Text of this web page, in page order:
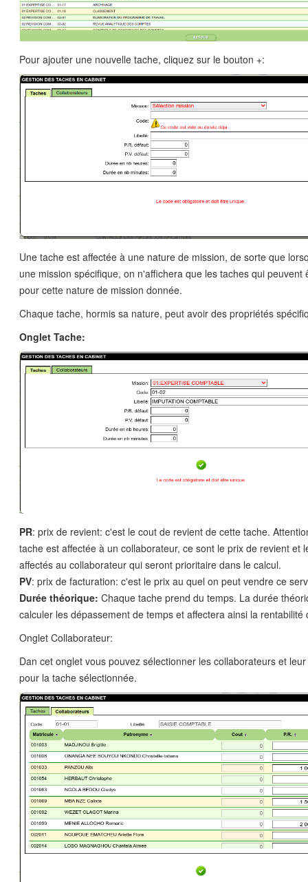
Pour ajouter une nouvelle tache, cliquez sur le bouton +:
Une tache est affectée à une nature de mission, de sorte que
une mission spécifique, on n'affichera que les taches qui peuvent
pour cette nature de mission donnée.
Chaque tache, hormis sa nature, peut avoir des propriétés
Onglet Tache:
PR: prix de revient: c'est le cout de revient de cette tache.
tache est affectée à un collaborateur, ce sont le prix de revient et
affectés au collaborateur qui seront prioritaire dans le calcul.
PV: prix de facturation: c'est le prix au quel on peut vendre ce
Durée théorique: Chaque tache prend du temps. La durée
calculer les dépassement de temps et affectera ainsi la rentabilité
Onglet Collaborateur:
Dan cet onglet vous pouvez sélectionner les collaborateurs et
pour la tache sélectionnée.